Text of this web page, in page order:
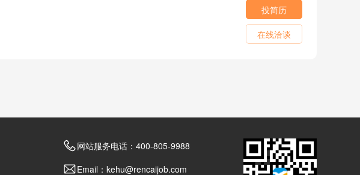
投简历
在线洽谈
网站服务电话：400-805-9988
Email：kehu@rencaijob.com